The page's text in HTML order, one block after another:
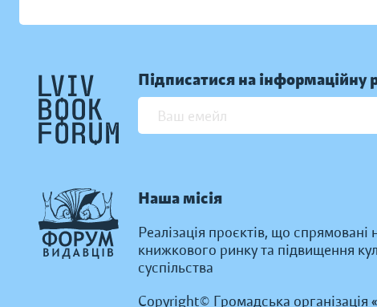
Підписатися на інформаційну
Наша місія
Реалізація проєктів, що
книжкового ринку та підвищення
суспільства
Copyright© Громадська організація